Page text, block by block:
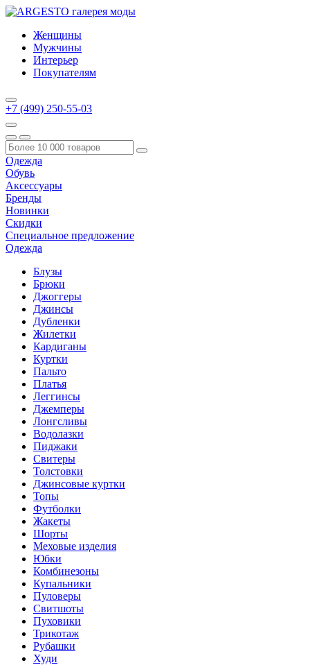
Женщины
Мужчины
Интерьер
Покупателям
+7 (499) 250-55-03
Одежда
Обувь
Аксессуары
Бренды
Новинки
Скидки
Специальное предложение
Одежда
Блузы
Брюки
Джоггеры
Джинсы
Дубленки
Жилетки
Кардиганы
Куртки
Пальто
Платья
Леггинсы
Джемперы
Лонгсливы
Водолазки
Пиджаки
Свитеры
Толстовки
Джинсовые куртки
Топы
Футболки
Жакеты
Шорты
Меховые изделия
Юбки
Комбинезоны
Купальники
Пуловеры
Свитшоты
Пуховики
Трикотаж
Рубашки
Худи